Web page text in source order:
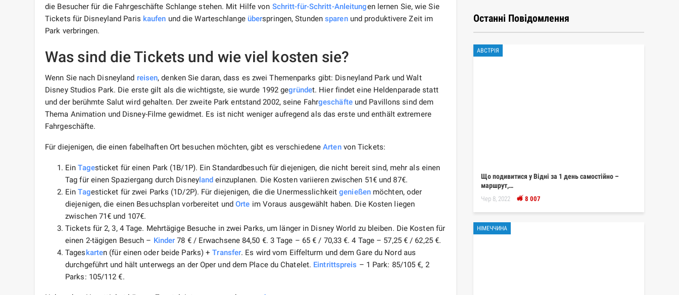
die Besucher für die Fahrgeschäfte Schlange stehen. Mit Hilfe von Schritt-für-Schritt-Anleitungen lernen Sie, wie Sie
Tickets für Disneyland Paris kaufen und die Warteschlange überspringen, Stundensparenund produktivere Zeit im
Park verbringen.
Was sind die Tickets und wie viel kosten sie?
Wenn Sie nach Disneyland reisen, denken Sie daran, dass es zwei Themenparks gibt: Disneyland Park und Walt
Disney Studios Park. Die erste gilt als die wichtigste, sie wurde 1992 gegründet. Hier findet eine Heldenparade statt
und der berühmte Salut wird gehalten. Der zweite Park entstand 2002, seine Fahrgeschäfteund Pavillons sind dem
Thema Animation und Disney-Filme gewidmet. Es ist nicht weniger aufregend als das erste und enthält extremere
Fahrgeschäfte.
Für diejenigen, die einen fabelhaften Ort besuchen möchten, gibt es verschiedeneArtenvon Tickets:
EinTagesticket für einen Park (1B/1P). Ein Standardbesuch für diejenigen, die nicht bereit sind, mehr als einen
Tag für einen Spaziergang durch Disneyland einzuplanen. Die Kosten variieren zwischen 51€ und 87€.
EinTagesticket für zwei Parks (1D/2P). Für diejenigen, die die Unermesslichkeitgenießenmöchten, oder
diejenigen, die einen Besuchsplan vorbereitet undOrte im Voraus ausgewählt haben. Die Kosten liegen
zwischen 71€ und 107€.
Tickets für 2, 3, 4 Tage. Mehrtägige Besuche in zwei Parks, um länger in Disney World zu bleiben. Die Kosten für
einen 2-tägigen Besuch – Kinder 78 € / Erwachsene 84,50 €. 3 Tage – 65 € / 70,33 €. 4 Tage – 57,25 € / 62,25 €.
Tageskarten (für einen oder beide Parks) +Transfer. Es wird vom Eiffelturm und dem Gare du Nord aus
durchgeführt und hält unterwegs an der Oper und dem Place du Chatelet. Eintrittspreis – 1 Park: 85/105 €, 2
Parks: 105/112 €.
Останні Повідомлення
АВСТРІЯ
Що подивитися у Відні за 1 день самостійно –
маршрут,…
Чер 8, 2022 8 007
НІМЕЧЧИНА